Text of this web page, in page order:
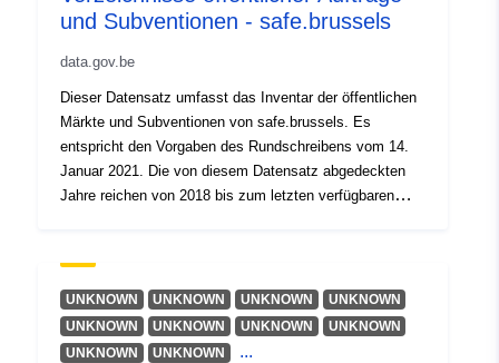
und Subventionen - safe.brussels
data.gov.be
Dieser Datensatz umfasst das Inventar der öffentlichen
Märkte und Subventionen von safe.brussels. Es
entspricht den Vorgaben des Rundschreibens vom 14.
Januar 2021. Die von diesem Datensatz abgedeckten
Jahre reichen von 2018 bis zum letzten verfügbaren
UNKNOWN UNKNOWN UNKNOWN
UNKNOWN
UNKNOWN
UNKNOWN UNKNOWN
UNKNOWN
UNKNOWN
UNKNOWN ...